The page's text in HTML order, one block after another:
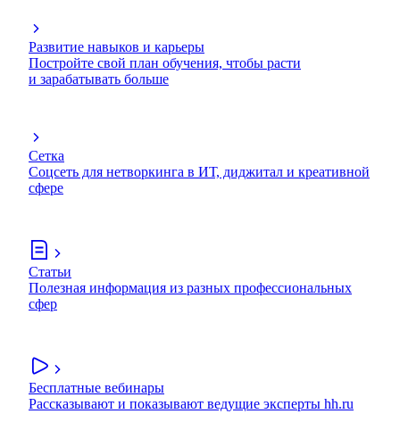
Развитие навыков и карьеры
Постройте свой план обучения, чтобы расти
и зарабатывать больше
Сетка
Соцсеть для нетворкинга в ИТ, диджитал и креативной
сфере
Статьи
Полезная информация из разных профессиональных
сфер
Бесплатные вебинары
Рассказывают и показывают ведущие эксперты hh.ru